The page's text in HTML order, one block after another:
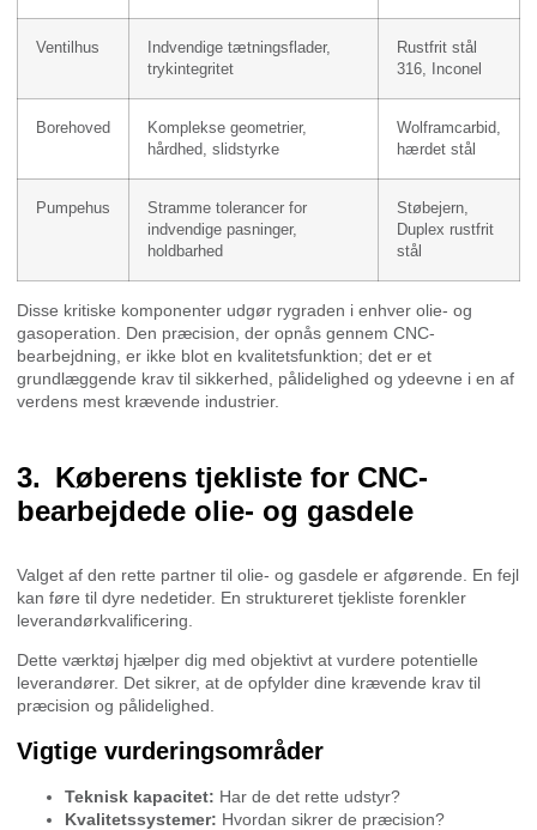
Ventilhus
Indvendige tætningsflader,
trykintegritet
Rustfrit stål
316, Inconel
Borehoved
Komplekse geometrier,
hårdhed, slidstyrke
Wolframcarbid,
hærdet stål
Pumpehus
Stramme tolerancer for
indvendige pasninger,
holdbarhed
Støbejern,
Duplex rustfrit
stål
Disse kritiske komponenter udgør rygraden i enhver olie- og
gasoperation. Den præcision, der opnås gennem CNC-
bearbejdning, er ikke blot en kvalitetsfunktion; det er et
grundlæggende krav til sikkerhed, pålidelighed og ydeevne i en af
verdens mest krævende industrier.
Køberens tjekliste for CNC-
bearbejdede olie- og gasdele
Valget af den rette partner til olie- og gasdele er afgørende. En fejl
kan føre til dyre nedetider. En struktureret tjekliste forenkler
leverandørkvalificering.
Dette værktøj hjælper dig med objektivt at vurdere potentielle
leverandører. Det sikrer, at de opfylder dine krævende krav til
præcision og pålidelighed.
Vigtige vurderingsområder
Teknisk kapacitet: Har de det rette udstyr?
Kvalitetssystemer: Hvordan sikrer de præcision?